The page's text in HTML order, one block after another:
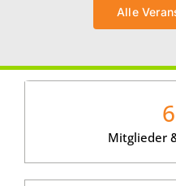
Alle
Mitglieder